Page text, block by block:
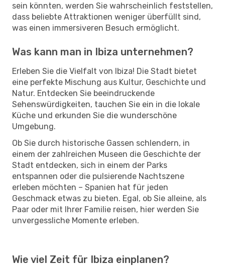
sein könnten, werden Sie wahrscheinlich feststellen,
dass beliebte Attraktionen weniger überfüllt sind,
was einen immersiveren Besuch ermöglicht.
Was kann man in Ibiza unternehmen?
Erleben Sie die Vielfalt von Ibiza! Die Stadt bietet
eine perfekte Mischung aus Kultur, Geschichte und
Natur. Entdecken Sie beeindruckende
Sehenswürdigkeiten, tauchen Sie ein in die lokale
Küche und erkunden Sie die wunderschöne
Umgebung.
Ob Sie durch historische Gassen schlendern, in
einem der zahlreichen Museen die Geschichte der
Stadt entdecken, sich in einem der Parks
entspannen oder die pulsierende Nachtszene
erleben möchten – Spanien hat für jeden
Geschmack etwas zu bieten. Egal, ob Sie alleine, als
Paar oder mit Ihrer Familie reisen, hier werden Sie
unvergessliche Momente erleben.
Wie viel Zeit für Ibiza einplanen?